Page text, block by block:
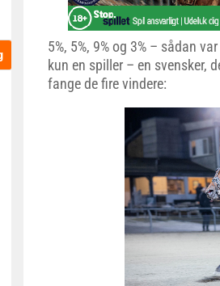
5%, 5%, 9% og 3% – sådan
kun en spiller – en svensker,
fange de fire vindere: